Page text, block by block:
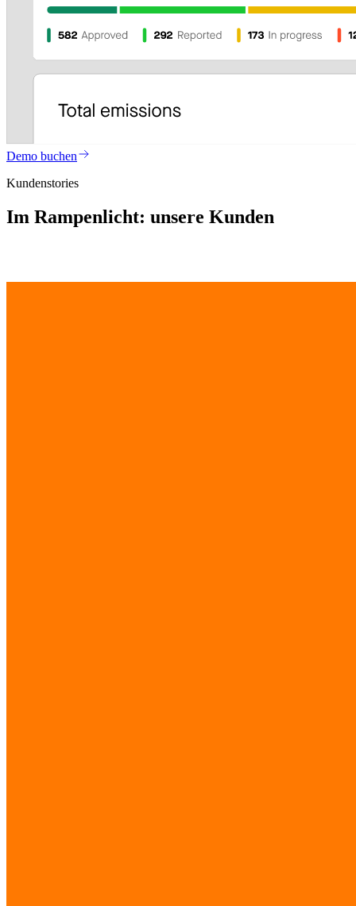
Demo buchen
Kundenstories
Im Rampenlicht: unsere Kunden